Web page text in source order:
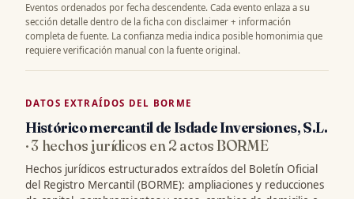
Eventos ordenados por fecha descendente. Cada evento enlaza a su
sección detalle dentro de la ficha con disclaimer + información
completa de fuente. La confianza media indica posible homonimia que
requiere verificación manual con la fuente original.
DATOS EXTRAÍDOS DEL BORME
Histórico mercantil de Isdade Inversiones, S.L.
· 3 hechos jurídicos en 2 actos BORME
Hechos jurídicos estructurados extraídos del Boletín Oficial
del Registro Mercantil (BORME): ampliaciones y reducciones